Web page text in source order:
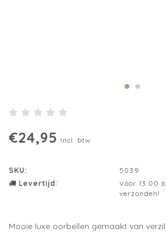
€24,95 Incl. btw
SKU:
5039
Levertijd:
Vóór 13:00
verzonden!
Mooie luxe oorbellen gemaakt van